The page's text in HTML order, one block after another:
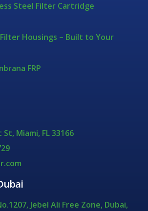
Steel Filter Cartridge
Housings – Built to Your
FRP
St, Miami, FL 33166
Jebel Ali Free Zone, Dubai,